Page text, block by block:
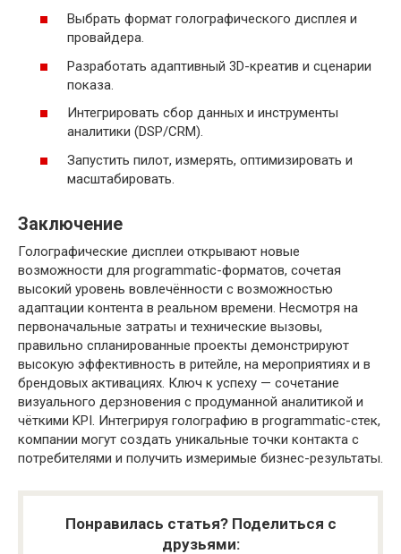
Выбрать формат голографического дисплея и
провайдера.
Разработать адаптивный 3D-креатив и сценарии
показа.
Интегрировать сбор данных и инструменты
аналитики (DSP/CRM).
Запустить пилот, измерять, оптимизировать и
масштабировать.
Заключение
Голографические дисплеи открывают новые
возможности для programmatic-форматов, сочетая
высокий уровень вовлечённости с возможностью
адаптации контента в реальном времени. Несмотря на
первоначальные затраты и технические вызовы,
правильно спланированные проекты демонстрируют
высокую эффективность в ритейле, на мероприятиях и в
брендовых активациях. Ключ к успеху — сочетание
визуального дерзновения с продуманной аналитикой и
чёткими KPI. Интегрируя голографию в programmatic-стек,
компании могут создать уникальные точки контакта с
потребителями и получить измеримые бизнес-результаты.
Понравилась статья? Поделиться с
друзьями: